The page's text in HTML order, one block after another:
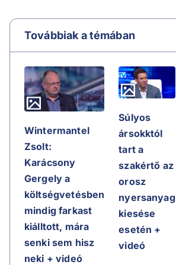
Továbbiak a témában
Wintermantel
Zsolt:
Karácsony
Gergely a
költségvetésben
mindig farkast
kiálltott, mára
senki sem hisz
neki + videó
Súlyos
ársokktól
tart a
szakértő az
orosz
nyersanyag
kiesése
esetén +
videó